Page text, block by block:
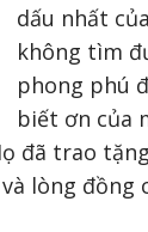
dấu nhất
không tìm
phong phú
biết ơn của
đã trao
lòng đồng